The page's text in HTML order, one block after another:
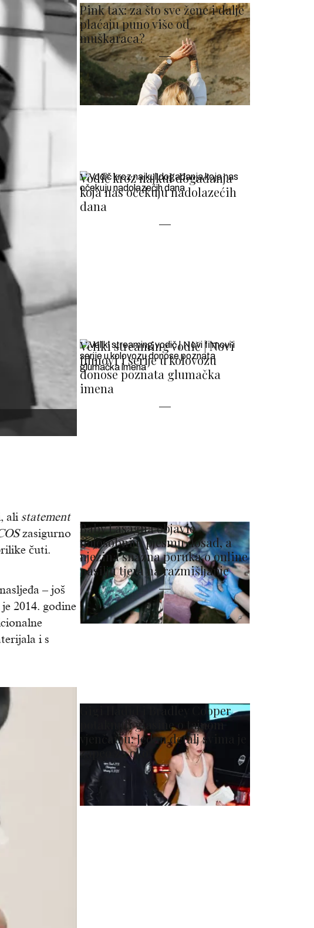
ali statement
zasigurno
čuti.
– još
je 2014. godine
i s
Pink tax: za što sve žene i dalje
plaćaju puno više od
muškaraca?
Vodič kroz najkul događanja
koja nas očekuju nadolazećih
dana
Veliki streaming vodič | Novi
filmovi i serije u kolovozu
donose poznata glumačka
imena
Baby Lasagna objavio
najosobniju pjesmu dosad, a
njezina snažna poruka o online
nasilju tjera na razmišljanje
Gigi Hadid i Bradley Cooper
potaknuli glasine o tajnom
vjenčanju: Jedan detalj svima je
zapeo za oko